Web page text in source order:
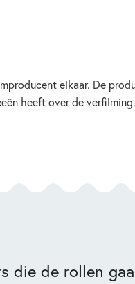
elkaar. De
heeft over de verfilming.
die de rollen